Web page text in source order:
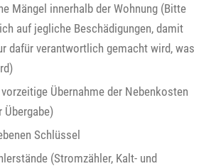
Mängel innerhalb der Wohnung (Bitte
auf jegliche Beschädigungen, damit
dafür verantwortlich gemacht wird, was
Übernahme der Nebenkosten
Übergabe)
Schlüssel
(Stromzähler, Kalt- und